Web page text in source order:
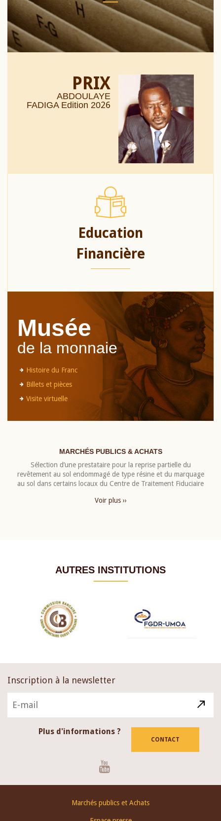
PRIX
ABDOULAYE
FADIGA Edition 2026
Education
Financière
Musée
de la monnaie
Histoire du Franc
Billets et pièces
Visite virtuelle
MARCHÉS PUBLICS & ACHATS
Sélection d’une prestataire pour la reprise partielle du
revêtement au sol endommagé de type résine et du marquage
au sol dans certains locaux du Centre de Traitement Fiduciaire
Voir plus ››
AUTRES INSTITUTIONS
Inscription à la newsletter
Plus d'informations ?
CONTACT
Marchés publics et Achats